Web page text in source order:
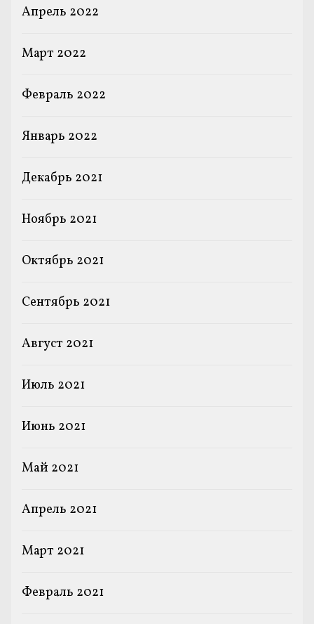
Апрель 2022
Март 2022
Февраль 2022
Январь 2022
Декабрь 2021
Ноябрь 2021
Октябрь 2021
Сентябрь 2021
Август 2021
Июль 2021
Июнь 2021
Май 2021
Апрель 2021
Март 2021
Февраль 2021